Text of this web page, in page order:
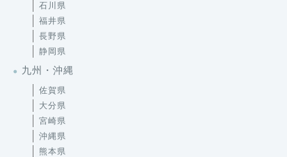
石川県
福井県
長野県
静岡県
九州・沖縄
佐賀県
大分県
宮崎県
沖縄県
熊本県